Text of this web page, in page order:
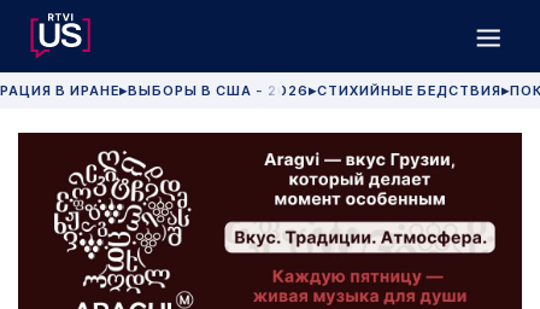
В ИРАНЕ▶ВЫБОРЫ В США - 2026 ▶СТИХИЙНЫЕ БЕДСТВИЯ▶